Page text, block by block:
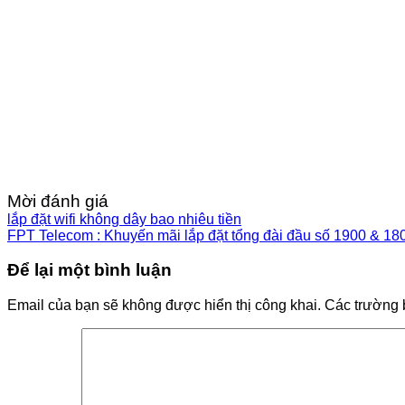
Mời đánh giá
lắp đặt wifi không dây bao nhiêu tiền
FPT Telecom : Khuyến mãi lắp đặt tổng đài đầu số 1900 &
Để lại một bình luận
Email của bạn sẽ không được hiển thị công khai. Các trường